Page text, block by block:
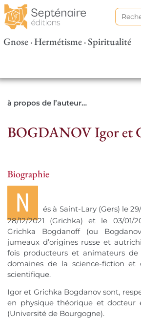
Search
for:
Gnose · Hermétisme · Spiritualité
à propos de l’auteur…
BOGDANOV Igor et
Biographie
N
és à Saint-Lary (Gers) le
28/12/2021 (Grichka) et le 03/01/
Grichka Bogdanoff (ou
jumeaux d’origines russe et
fois producteurs et animateurs de
domaines de la science-fiction et
scientifique.
Igor et Grichka Bogdanov sont,
en physique théorique et docteur
(Université de Bourgogne).